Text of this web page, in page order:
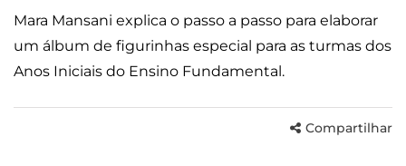
Mara Mansani explica o passo a passo para elaborar
um álbum de figurinhas especial para as turmas dos
Anos Iniciais do Ensino Fundamental.
Compartilhar